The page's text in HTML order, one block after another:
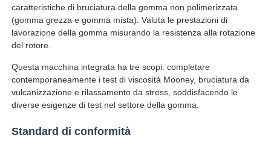
Richiedere un preventivo
Attrezzatura di prova di laboratorio
Camera per test ambientali
caratteristiche di bruciatura della gomma non polimerizzata
(gomma grezza e gomma mista). Valuta le prestazioni di
lavorazione della gomma misurando la resistenza alla rotazione
del rotore.
Questa macchina integrata ha tre scopi: completare
contemporaneamente i test di viscosità Mooney, bruciatura da
vulcanizzazione e rilassamento da stress, soddisfacendo le
diverse esigenze di test nel settore della gomma.
Standard di conformità